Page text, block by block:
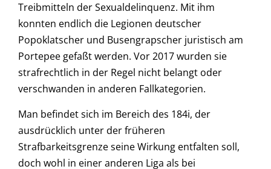
Treibmitteln der Sexualdelinquenz. Mit ihm
konnten endlich die Legionen deutscher
Popoklatscher und Busengrapscher juristisch am
Portepee gefaßt werden. Vor 2017 wurden sie
strafrechtlich in der Regel nicht belangt oder
verschwanden in anderen Fallkategorien.
Man befindet sich im Bereich des 184i, der
ausdrücklich unter der früheren
Strafbarkeitsgrenze seine Wirkung entfalten soll,
doch wohl in einer anderen Liga als bei